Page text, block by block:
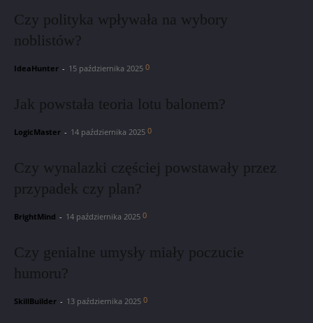
Czy polityka wpływała na wybory
noblistów?
IdeaHunter - 15 października 2025 0
Jak powstała teoria lotu balonem?
LogicMaster - 14 października 2025 0
Czy wynalazki częściej powstawały przez
przypadek czy plan?
BrightMind - 14 października 2025 0
Czy genialne umysły miały poczucie
humoru?
SkillBuilder - 13 października 2025 0